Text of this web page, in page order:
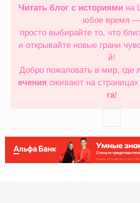
Читать блог с историямина
юбое время —
просто выбирайте то, что
и открывайте новые грани
й!
Добро пожаловать в мир, где
ечения оживают на страницах
га!